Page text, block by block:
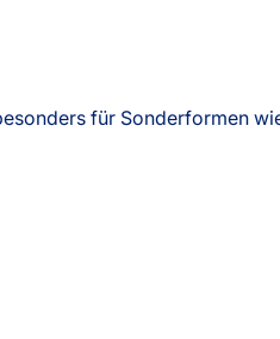
für Sonderformen